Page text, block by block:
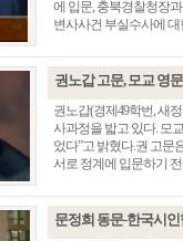
에 입문, 충북경찰청장
변사사건 부실수사에
권노갑 고문, 모교 영
권노갑(경제49학번, 새
사과정을 밟고 있다. 모
었다”고 밝혔다.권 고문
서로 정계에 입문하기
문정희 동문-한국시인